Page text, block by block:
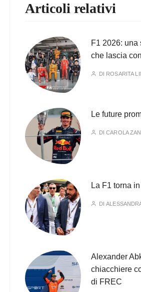
Articoli relativi
F1 2026: una
che lascia
DI ROSARITA
Le future
DICAROLA
La F1 torna
DI
Alexander
chiacchiere
di FREC